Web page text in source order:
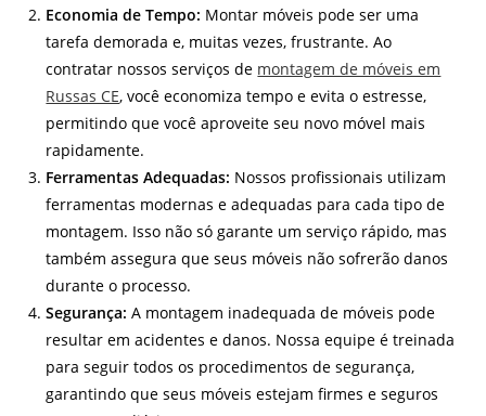
Economia de Tempo: Montar móveis pode ser uma
tarefa demorada e, muitas vezes, frustrante. Ao
contratar nossos serviços de montagem de móveis em
Russas CE, você economiza tempo e evita o estresse,
permitindo que você aproveite seu novo móvel mais
rapidamente.
Ferramentas Adequadas: Nossos profissionais utilizam
ferramentas modernas e adequadas para cada tipo de
montagem. Isso não só garante um serviço rápido, mas
também assegura que seus móveis não sofrerão danos
durante o processo.
Segurança: A montagem inadequada de móveis pode
resultar em acidentes e danos. Nossa equipe é treinada
para seguir todos os procedimentos de segurança,
garantindo que seus móveis estejam firmes e seguros